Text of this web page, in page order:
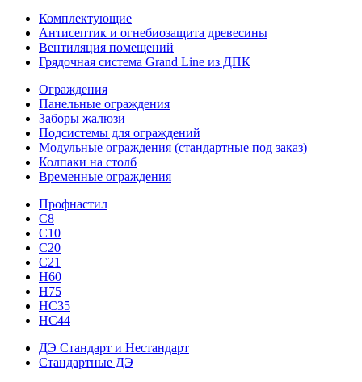
Комплектующие
Антисептик и огнебиозащита древесины
Вентиляция помещений
Грядочная система Grand Line из ДПК
Ограждения
Панельные ограждения
Заборы жалюзи
Подсистемы для ограждений
Модульные ограждения (стандартные под заказ)
Колпаки на столб
Временные ограждения
Профнастил
С8
С10
С20
С21
H60
H75
HС35
НС44
ДЭ Стандарт и Нестандарт
Стандартные ДЭ